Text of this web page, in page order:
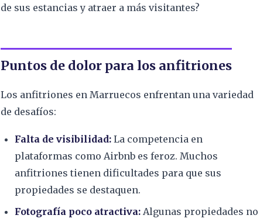
de sus estancias y atraer a más visitantes?
Puntos de dolor para los anfitriones
Los anfitriones en Marruecos enfrentan una variedad
de desafíos:
Falta de visibilidad: La competencia en
plataformas como Airbnb es feroz. Muchos
anfitriones tienen dificultades para que sus
propiedades se destaquen.
Fotografía poco atractiva: Algunas propiedades no